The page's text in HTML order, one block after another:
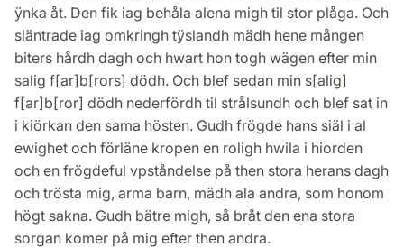
ÿnka åt. Den fik iag behåla alena migh til stor plåga. Och
släntrade iag omkringh tÿslandh mädh hene mången
biters hårdh dagh och hwart hon togh wägen efter min
salig f[ar]b[rors] dödh. Och blef sedan min s[alig]
f[ar]b[ror] dödh nederfördh til strålsundh och blef sat in
i kiörkan den sama hösten. Gudh frögde hans siäl i al
ewighet och förläne kropen en roligh hwila i hiorden
och en frögdeful vpståndelse på then stora herans dagh
och trösta mig, arma barn, mädh ala andra, som honom
högt sakna. Gudh bätre migh, så bråt den ena stora
sorgan komer på mig efter then andra.